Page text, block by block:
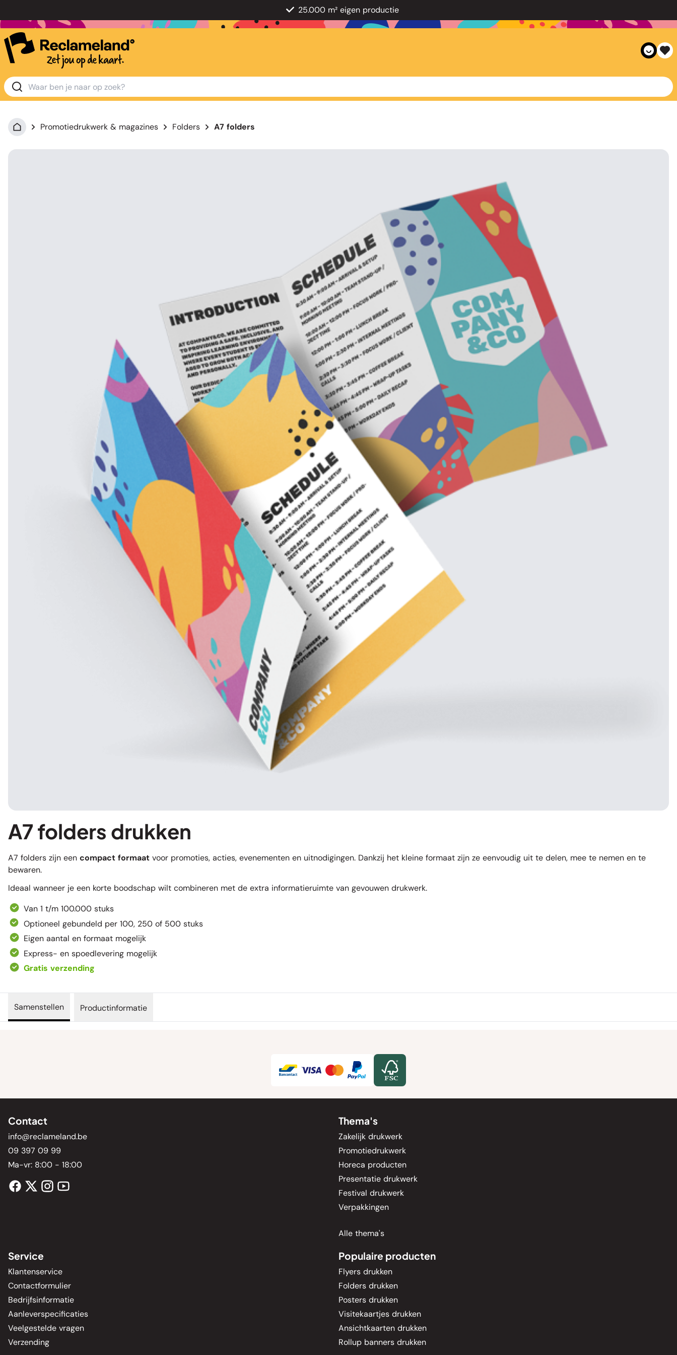
25.000 m² eigen productie
Promotiedrukwerk & magazines Folders A7 folders
A7 folders drukken
A7 folders zijn een compact formaat voor promoties, acties, evenementen en uitnodigingen. Dankzij het kleine formaat zijn ze eenvoudig uit te delen, mee te nemen en te
bewaren.
Ideaal wanneer je een korte boodschap wilt combineren met de extra informatieruimte van gevouwen drukwerk.
Van 1 t/m 100.000 stuks
Optioneel gebundeld per 100, 250 of 500 stuks
Eigen aantal en formaat mogelijk
Express- en spoedlevering mogelijk
Gratis verzending
Samenstellen Productinformatie
Contact
info@reclameland.be
09 397 09 99
Ma-vr: 8:00 - 18:00
Thema's
Zakelijk drukwerk
Promotiedrukwerk
Horeca producten
Presentatie drukwerk
Festival drukwerk
Verpakkingen
Alle thema's
Service
Klantenservice
Contactformulier
Bedrijfsinformatie
Aanleverspecificaties
Veelgestelde vragen
Verzending
Populaire producten
Flyers drukken
Folders drukken
Posters drukken
Visitekaartjes drukken
Ansichtkaarten drukken
Rollup banners drukken